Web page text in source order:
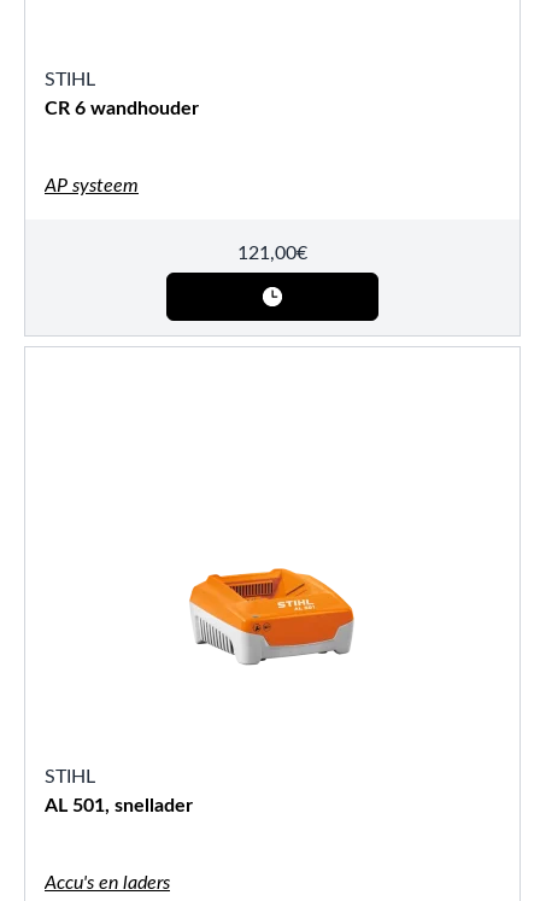
STIHL
CR 6 wandhouder
AP systeem
121,00€
STIHL
AL 501, snellader
Accu's en laders